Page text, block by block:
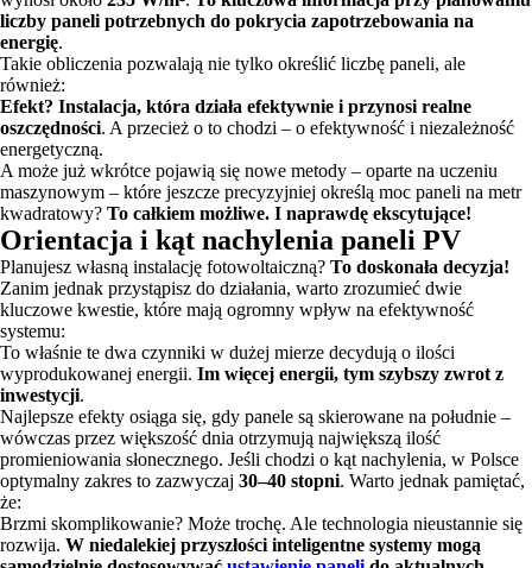
liczby paneli potrzebnych do pokrycia zapotrzebowania na
energię.
Takie obliczenia pozwalają nie tylko określić liczbę paneli, ale
również:
Efekt? Instalacja, która działa efektywnie i przynosi realne
oszczędności. A przecież o to chodzi – o efektywność i niezależność
energetyczną.
A może już wkrótce pojawią się nowe metody – oparte na uczeniu
maszynowym – które jeszcze precyzyjniej określą moc paneli na metr
kwadratowy? To całkiem możliwe. I naprawdę ekscytujące!
Orientacja i kąt nachylenia paneli PV
Planujesz własną instalację fotowoltaiczną? To doskonała decyzja!
Zanim jednak przystąpisz do działania, warto zrozumieć dwie
kluczowe kwestie, które mają ogromny wpływ na efektywność
systemu:
To właśnie te dwa czynniki w dużej mierze decydują o ilości
wyprodukowanej energii. Im więcej energii, tym szybszy zwrot z
inwestycji.
Najlepsze efekty osiąga się, gdy panele są skierowane na południe –
wówczas przez większość dnia otrzymują największą ilość
promieniowania słonecznego. Jeśli chodzi o kąt nachylenia, w Polsce
optymalny zakres to zazwyczaj 30–40 stopni. Warto jednak pamiętać,
że:
Brzmi skomplikowanie? Może trochę. Ale technologia nieustannie się
rozwija. W niedalekiej przyszłości inteligentne systemy mogą